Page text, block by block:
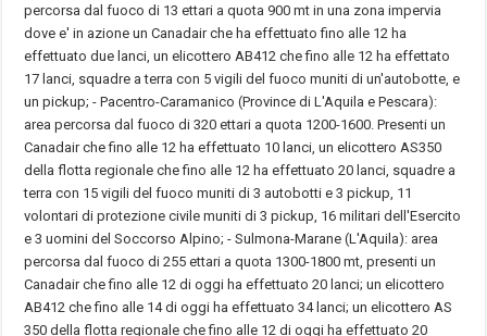
percorsa dal fuoco di 13 ettari a quota 900 mt in una zona impervia
dove e' in azione un Canadair che ha effettuato fino alle 12 ha
effettuato due lanci, un elicottero AB412 che fino alle 12 ha effettato
17 lanci, squadre a terra con 5 vigili del fuoco muniti di un'autobotte, e
un pickup; - Pacentro-Caramanico (Province di L'Aquila e Pescara):
area percorsa dal fuoco di 320 ettari a quota 1200-1600. Presenti un
Canadair che fino alle 12 ha effettuato 10 lanci, un elicottero AS350
della flotta regionale che fino alle 12 ha effettuato 20 lanci, squadre a
terra con 15 vigili del fuoco muniti di 3 autobotti e 3 pickup, 11
volontari di protezione civile muniti di 3 pickup, 16 militari dell'Esercito
e 3 uomini del Soccorso Alpino; - Sulmona-Marane (L'Aquila): area
percorsa dal fuoco di 255 ettari a quota 1300-1800 mt, presenti un
Canadair che fino alle 12 di oggi ha effettuato 20 lanci; un elicottero
AB412 che fino alle 14 di oggi ha effettuato 34 lanci; un elicottero AS
350 della flotta regionale che fino alle 12 di oggi ha effettuato 20